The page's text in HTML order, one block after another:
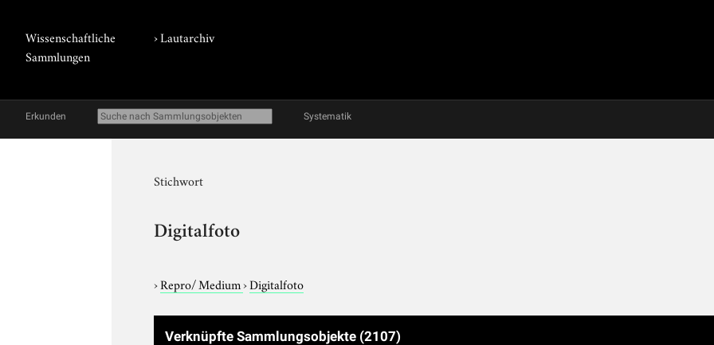
Wissenschaftliche
Sammlungen
›Lautarchiv
Erkunden Systematik
Stichwort
Digitalfoto
›Repro/ Medium›Digitalfoto
Verknüpfte Sammlungsobjekte (2107)